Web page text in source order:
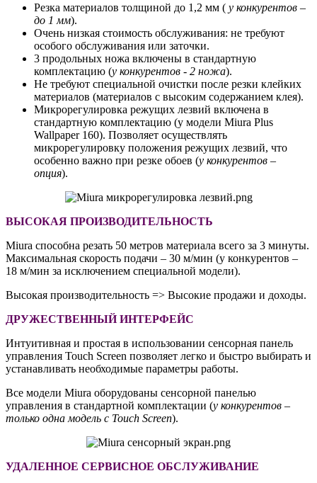
Резка материалов толщиной до 1,2 мм ( у конкурентов –
до 1 мм).
Очень низкая стоимость обслуживания: не требуют
особого обслуживания или заточки.
3 продольных ножа включены в стандартную
комплектацию (у конкурентов - 2 ножа).
Не требуют специальной очистки после резки клейких
материалов (материалов с высоким содержанием клея).
Микрорегулировка режущих лезвий включена в
стандартную комплектацию (у модели Miura Plus
Wallpaper 160). Позволяет осуществлять
микрорегулировку положения режущих лезвий, что
особенно важно при резке обоев (у конкурентов –
опция).
ВЫСОКАЯ ПРОИЗВОДИТЕЛЬНОСТЬ
Miura способна резать 50 метров материала всего за 3 минуты.
Максимальная скорость подачи – 30 м/мин (у конкурентов –
18 м/мин за исключением специальной модели).
Высокая производительность => Высокие продажи и доходы.
ДРУЖЕСТВЕННЫЙ ИНТЕРФЕЙС
Интуитивная и простая в использовании сенсорная панель
управления Touch Screen позволяет легко и быстро выбирать и
устанавливать необходимые параметры работы.
Все модели Miura оборудованы сенсорной панелью
управления в стандартной комплектации (у конкурентов –
только одна модель с Touch Screen).
УДАЛЕННОЕ СЕРВИСНОЕ ОБСЛУЖИВАНИЕ